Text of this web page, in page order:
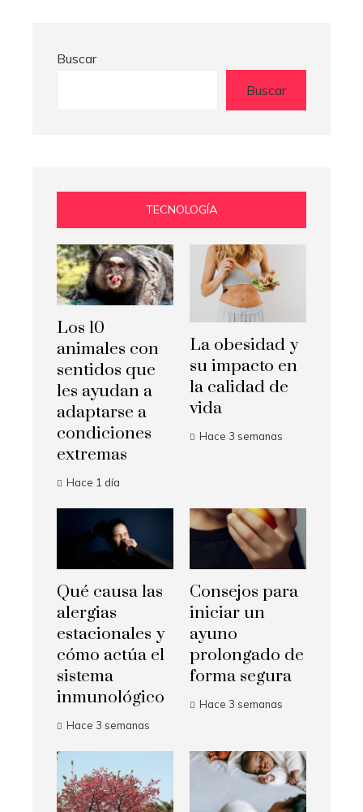
Buscar
Buscar
TECNOLOGÍA
Los 10
animales con
sentidos que
les ayudan a
adaptarse a
condiciones
extremas
Hace 1 día
La obesidad y
su impacto en
la calidad de
vida
Hace 3 semanas
Qué causa las
alergias
estacionales y
cómo actúa el
sistema
inmunológico
Hace 3 semanas
Consejos para
iniciar un
ayuno
prolongado de
forma segura
Hace 3 semanas